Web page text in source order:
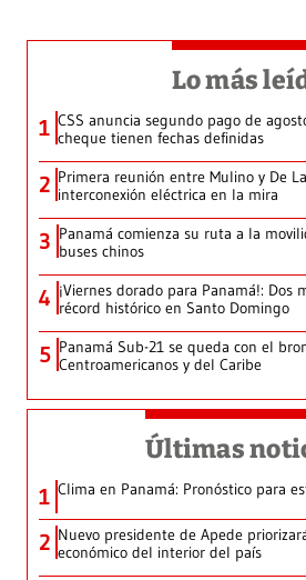
Lo más
1 CSS anuncia segundo pago de
cheque tienen fechas definidas
2 Primera reunión entre Mulino y De
interconexión eléctrica en la mira
3 Panamá comienza su ruta a la
buses chinos
4 ¡Viernes dorado para Panamá!: Dos
récord histórico en Santo Domingo
5 Panamá Sub-21 se queda con el
Centroamericanos y del Caribe
Últimas
1 Clima en Panamá: Pronóstico para
2 Nuevo presidente de Apede
económico del interior del país